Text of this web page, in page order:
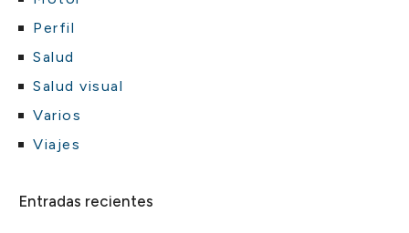
Perfil
Salud
Salud visual
Varios
Viajes
Entradas recientes